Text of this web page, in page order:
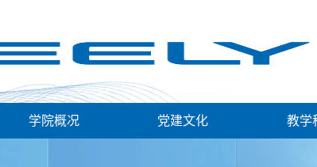
学院概况 党建文化 教学